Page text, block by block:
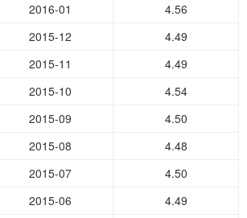
2016-01
4.56
2015-12
4.49
2015-11
4.49
2015-10
4.54
2015-09
4.50
2015-08
4.48
2015-07
4.50
2015-06 4.49